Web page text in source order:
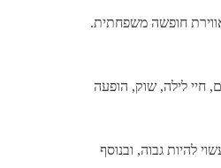
חופשה משפחתית.
חיי לילה, שוק, הופעה
להיות גבוה, ובנוסף